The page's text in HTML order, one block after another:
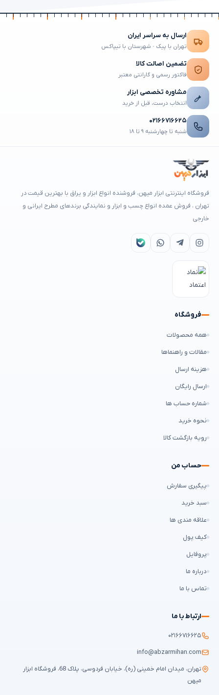
ارسال به سراسر ایران
تهران با پیک · شهرستان با تیپاکس
تضمین اصالت کالا
فاکتور رسمی و گارانتی معتبر
مشاوره تخصصی ابزار
انتخاب درست، قبل از خرید
۰۲۱۶۶۷۱۶۶۲۵
شنبه تا چهارشنبه ۹ تا ۱۸
فروشگاه اینترنتی ابزار میهن، فروشنده انواع ابزار و یراق با بهترین قیمت در
تهران ، فروش عمده انواع چسب و ابزار و نمایندگی برندهای مطرح ایرانی و
خارجی
فروشگاه
همه محصولات
مقالات و راهنماها
هزینه ارسال
ارسال رایگان
شماره حساب ها
نحوه خرید
رویه بازگشت کالا
حساب من
پیگیری سفارش
سبد خرید
علاقه مندی ها
کیف پول
پروفایل
درباره ما
تماس با ما
ارتباط با ما
۰۲۱۶۶۷۱۶۶۲۵
info@abzarmihan.com
تهران، میدان امام خمینی (ره)، خیابان فردوسی، پلاک 68، فروشگاه ابزار
میهن